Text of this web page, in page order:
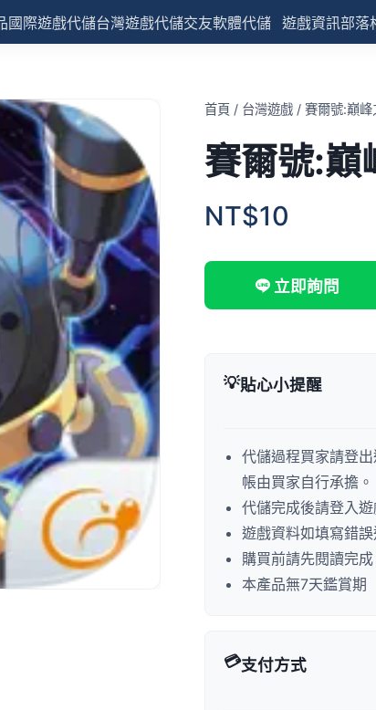
國際遊戲代儲台灣遊戲代儲交友軟體代儲 遊戲資訊部落
首頁 / 台灣遊戲 /賽爾號:巔
賽爾號:巔
NT$10
立即詢問
💡貼心小提醒
代儲過程買家請登
帳由買家自行承擔。
代儲完成後請登入
遊戲資料如填寫錯
購買前請先閱讀完
本產品無7天鑑賞期
💳支付方式